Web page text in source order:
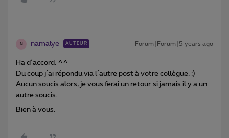
N namalye AUTEUR Forum|Forum|5 years ago
Ha d´accord. ^^
Du coup j´ai répondu via l´autre post à votre collègue. :)
Aucun soucis alors, je vous ferai un retour si jamais il y a un
autre soucis.
Bien à vous.